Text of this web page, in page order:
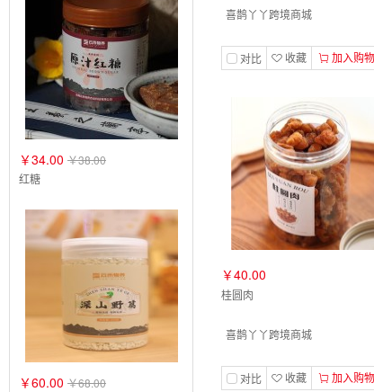
￥34.00 ￥38.00
红糖
￥60.00 ￥68.00
喜鹊丫丫跨境商城
对比 收藏 加入购
￥40.00
桂圆肉
喜鹊丫丫跨境商城
对比 收藏 加入购